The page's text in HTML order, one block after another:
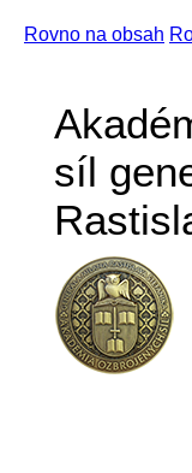
Rovno na obsah
síl